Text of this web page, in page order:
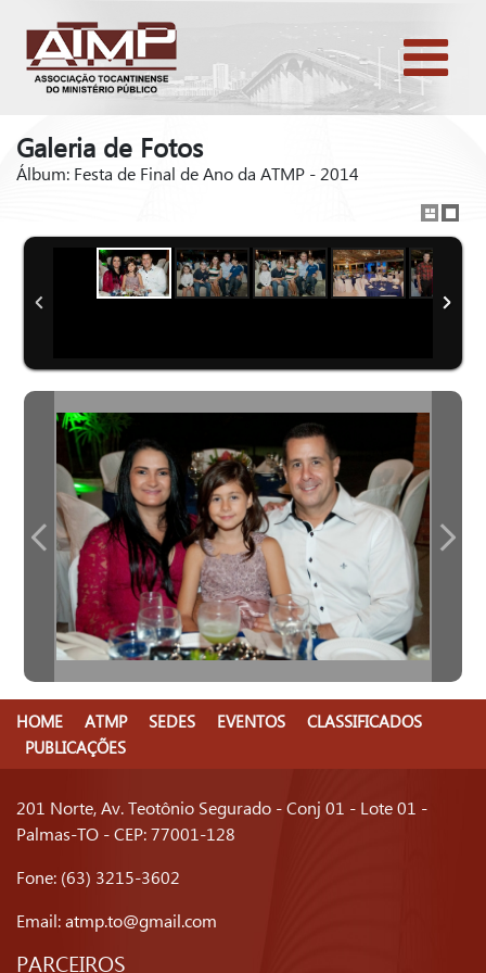
Galeria de Fotos
Álbum: Festa de Final de Ano da ATMP - 2014
HOME ATMP SEDES EVENTOS
CLASSIFICADOS
PUBLICAÇÕES
201 Norte, Av. Teotônio Segurado - Conj 01 - Lote 01 -
Palmas-TO - CEP: 77001-128
Fone: (63) 3215-3602
Email:atmp.to@gmail.com
PARCEIROS